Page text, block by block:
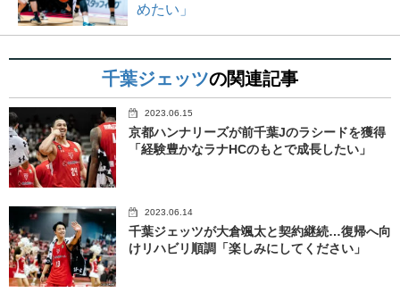
めたい」
千葉ジェッツの関連記事
2023.06.15
京都ハンナリーズが前千葉Jのラシードを獲得
「経験豊かなラナHCのもとで成長したい」
2023.06.14
千葉ジェッツが大倉颯太と契約継続…復帰へ向
けリハビリ順調「楽しみにしてください」